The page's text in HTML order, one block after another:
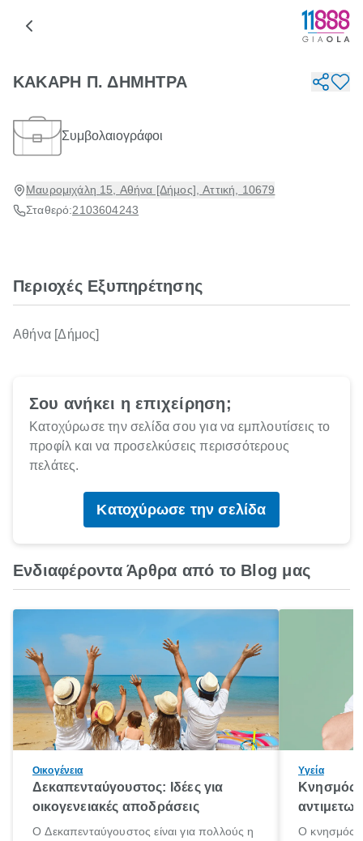
ΚΑΚΑΡΗ Π. ΔΗΜΗΤΡΑ
Συμβολαιογράφοι
Μαυρομιχάλη 15, Αθήνα [Δήμος], Αττική, 10679
Σταθερό:2103604243
Περιοχές Εξυπηρέτησης
Αθήνα [Δήμος]
Σου ανήκει η επιχείρηση;
Κατοχύρωσε την σελίδα σου για να εμπλουτίσεις το
προφίλ και να προσελκύσεις περισσότερους
πελάτες.
Κατοχύρωσε την σελίδα
Ενδιαφέροντα Άρθρα από το Blog μας
Οικογένεια
Δεκαπενταύγουστος: Ιδέες για
οικογενειακές αποδράσεις
Ο Δεκαπενταύγουστος είναι για πολλούς η
Υγεία
Κνησμός:
Ο κνησμός